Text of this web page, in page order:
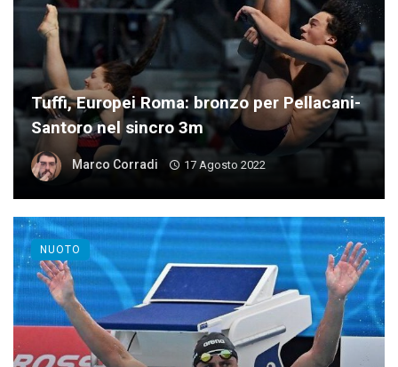
Tuffi, Europei Roma: bronzo per Pellacani-
Santoro nel sincro 3m
Marco Corradi 17 Agosto 2022
NUOTO